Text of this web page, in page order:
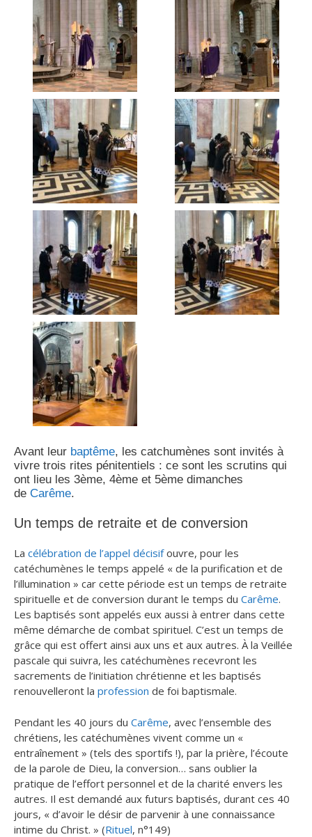
Avant leur baptême, les catchumènes sont invités à
vivre trois rites pénitentiels : ce sont les scrutins qui
ont lieu les 3ème, 4ème et 5ème dimanches
de Carême.
Un temps de retraite et de conversion
La célébration de l’appel décisifouvre, pour les
catéchumènes le temps appelé « de la purification et de
l’illumination » car cette période est un temps de retraite
spirituelle et de conversion durant le temps du Carême.
Les baptisés sont appelés eux aussi à entrer dans cette
même démarche de combat spirituel. C’est un temps de
grâce qui est offert ainsi aux uns et aux autres. À la Veillée
pascale qui suivra, les catéchumènes recevront les
sacrements de l’initiation chrétienne et les baptisés
renouvelleront la profession de foi baptismale.
Pendant les 40 jours du Carême, avec l’ensemble des
chrétiens, les catéchumènes vivent comme un «
entraînement » (tels des sportifs !), par la prière, l’écoute
de la parole de Dieu, la conversion… sans oublier la
pratique de l’effort personnel et de la charité envers les
autres. Il est demandé aux futurs baptisés, durant ces 40
jours, « d’avoir le désir de parvenir à une connaissance
intime du Christ. » (Rituel, n°149)